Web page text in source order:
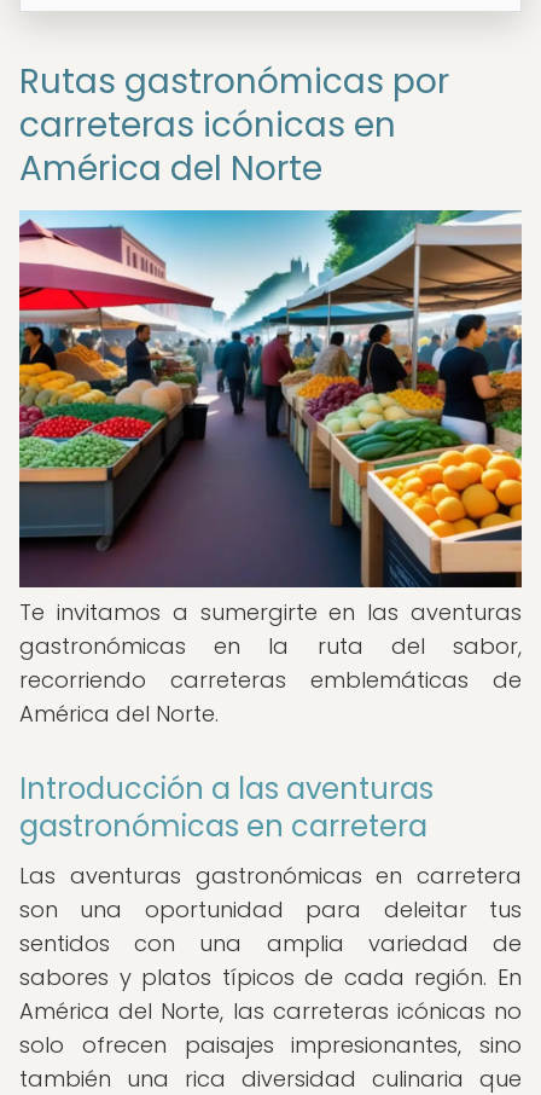
Rutas gastronómicas por
carreteras icónicas en
América del Norte
Te invitamos a sumergirte en las aventuras
gastronómicas en la ruta del sabor,
recorriendo carreteras emblemáticas de
América del Norte.
Introducción a las aventuras
gastronómicas en carretera
Las aventuras gastronómicas en carretera
son una oportunidad para deleitar tus
sentidos con una amplia variedad de
sabores y platos típicos de cada región. En
América del Norte, las carreteras icónicas no
solo ofrecen paisajes impresionantes, sino
también una rica diversidad culinaria que